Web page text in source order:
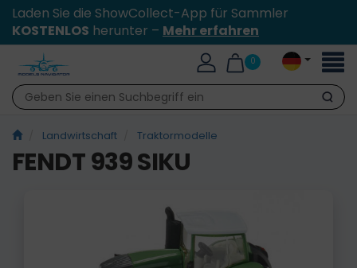
Laden Sie die ShowCollect-App für Sammler
KOSTENLOS herunter – Mehr erfahren
0
Suche
Landwirtschaft Traktormodelle
FENDT 939 SIKU